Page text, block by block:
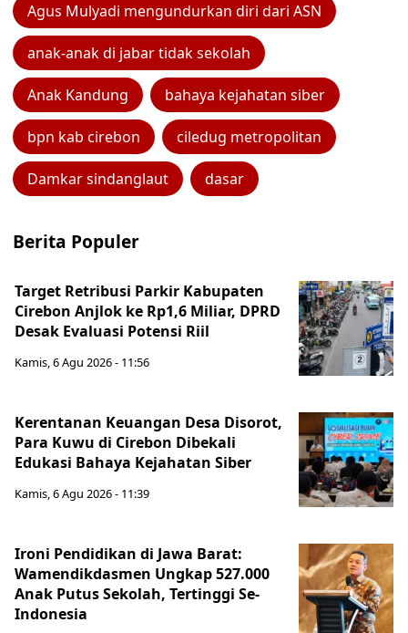
Agus Mulyadi mengundurkan diri dari ASN
anak-anak di jabar tidak sekolah
Anak Kandung bahaya kejahatan siber
bpn kab cirebon ciledug metropolitan
Damkar sindanglaut dasar
Berita Populer
Target Retribusi Parkir Kabupaten
Cirebon Anjlok ke Rp1,6 Miliar, DPRD
Desak Evaluasi Potensi Riil
Kamis, 6 Agu 2026 - 11:56
Kerentanan Keuangan Desa Disorot,
Para Kuwu di Cirebon Dibekali
Edukasi Bahaya Kejahatan Siber
Kamis, 6 Agu 2026 - 11:39
Ironi Pendidikan di Jawa Barat:
Wamendikdasmen Ungkap 527.000
Anak Putus Sekolah, Tertinggi Se-
Indonesia